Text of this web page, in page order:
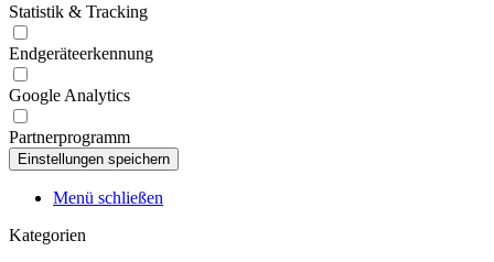
Statistik & Tracking
Endgeräteerkennung
Google Analytics
Partnerprogramm
Menü schließen
Kategorien